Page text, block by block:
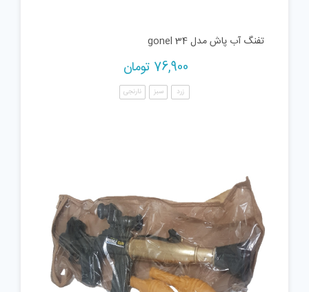
تفنگ آب پاش مدل gonel 34
76,900 تومان
زرد سبز نارنجی